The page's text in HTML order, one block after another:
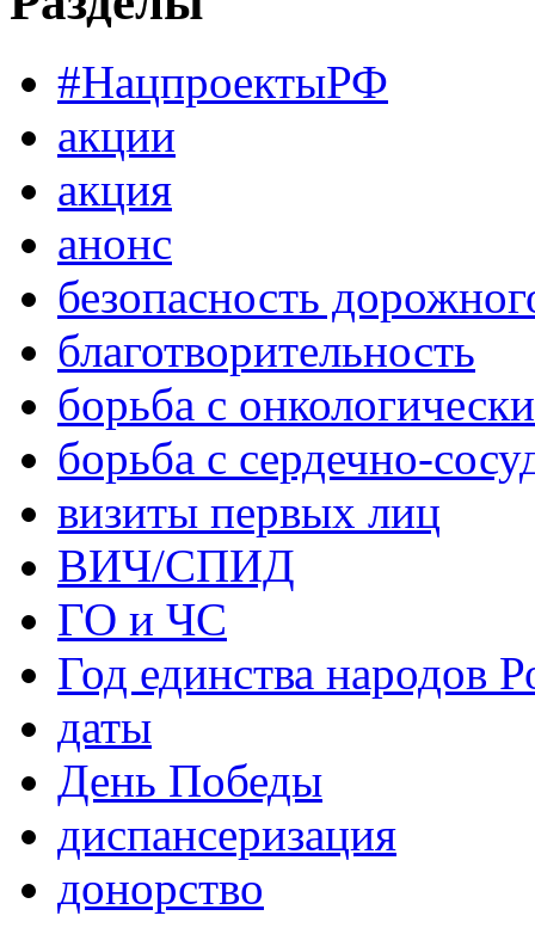
#НацпроектыРФ
акции
акция
анонс
безопасность
благотворительность
борьба с
борьба с сердечно-
визиты первых лиц
ВИЧ/СПИД
ГО и ЧС
Год единства народов
даты
День Победы
диспансеризация
донорство